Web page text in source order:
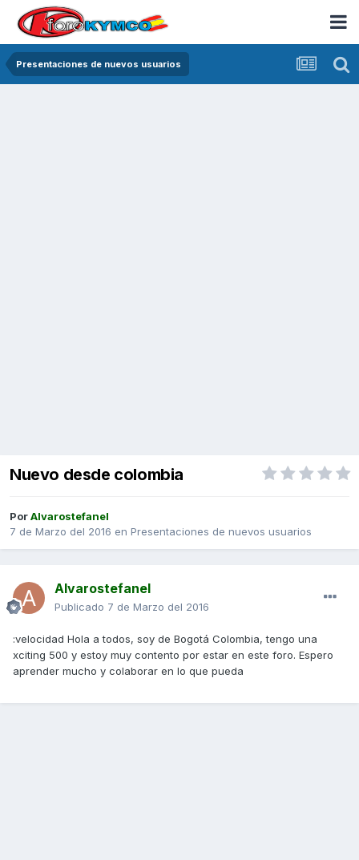
Presentaciones de nuevos usuarios
Nuevo desde colombia
PorAlvarostefanel
7 de Marzo del 2016 en Presentaciones de nuevos usuarios
Alvarostefanel
Publicado 7 de Marzo del 2016
:velocidad Hola a todos, soy de Bogotá Colombia, tengo una
xciting 500 y estoy muy contento por estar en este foro. Espero
aprender mucho y colaborar en lo que pueda